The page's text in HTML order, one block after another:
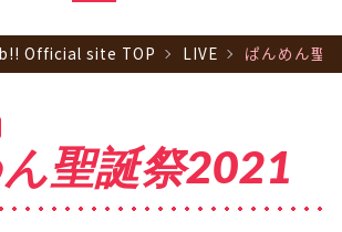
Official site TOP LIVE ぱんめん聖
聖誕祭2021